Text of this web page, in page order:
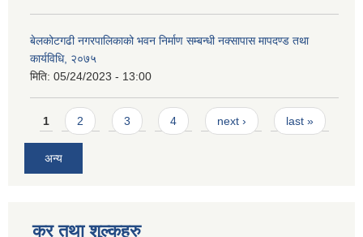
बेलकोटगढी नगरपालिकाको भवन निर्माण सम्बन्धी नक्सापास मापदण्ड तथा
कार्यविधि, २०७५
मिति: 05/24/2023 - 13:00
Pages
1 2 3 4 next › last »
अन्य
कर तथा शुल्कहरु